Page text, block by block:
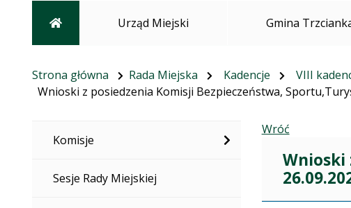
Strona głównaUrząd Miejski Gmina
Strona główna Rada Miejska Kadencje VIII
Wnioski z posiedzenia Komisji Bezpieczeństwa,
Komisje
Sesje Rady Miejskiej
Wróć
Wnioski